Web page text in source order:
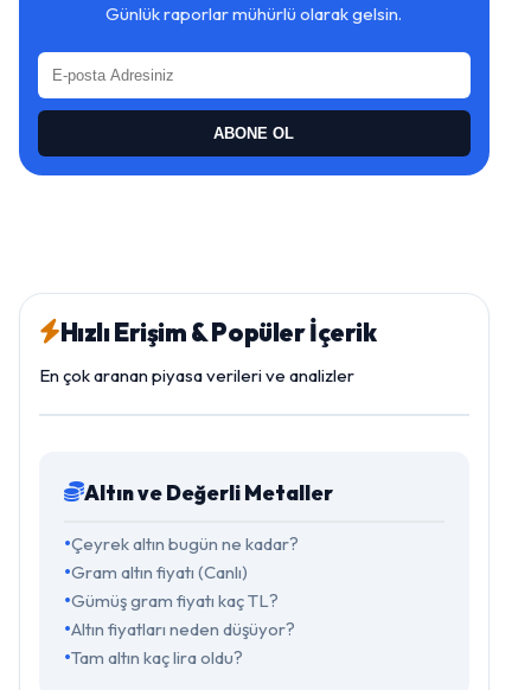
Günlük raporlar mühürlü olarak gelsin.
ABONE OL
Hızlı Erişim & Popüler İçerik
En çok aranan piyasa verileri ve analizler
Altın ve Değerli Metaller
Çeyrek altın bugün ne kadar?
Gram altın fiyatı (Canlı)
Gümüş gram fiyatı kaç TL?
Altın fiyatları neden düşüyor?
Tam altın kaç lira oldu?